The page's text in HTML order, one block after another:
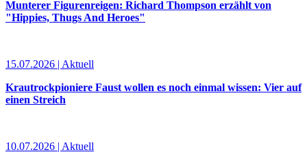
Munterer Figurenreigen: Richard Thompson erzählt von
"Hippies, Thugs And Heroes"
15.07.2026 | Aktuell
Krautrockpioniere Faust wollen es noch einmal wissen: Vier auf
einen Streich
10.07.2026 | Aktuell